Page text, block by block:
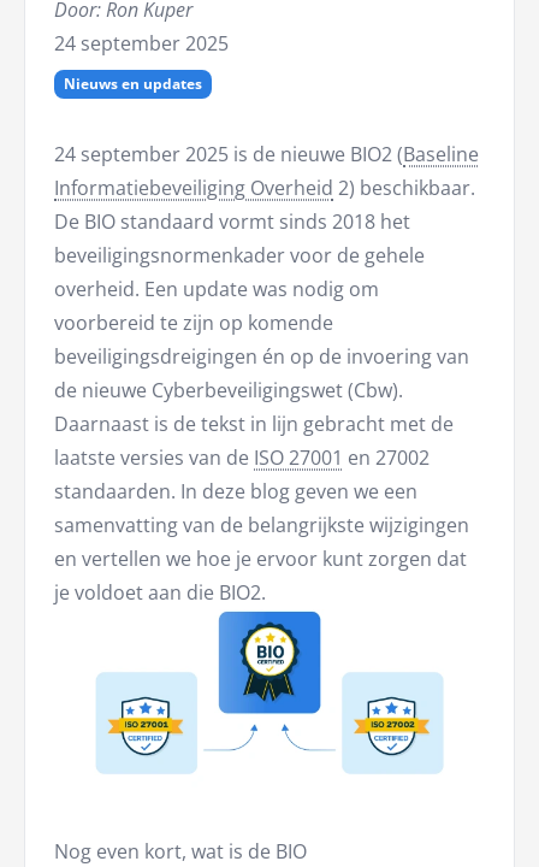
Door: Ron Kuper
24 september 2025
Nieuws en updates
24 september 2025 is de nieuwe BIO2 (Baseline
Informatiebeveiliging Overheid 2) beschikbaar.
De BIO standaard vormt sinds 2018 het
beveiligingsnormenkader voor de gehele
overheid. Een update was nodig om
voorbereid te zijn op komende
beveiligingsdreigingen én op de invoering van
de nieuwe Cyberbeveiligingswet (Cbw).
Daarnaast is de tekst in lijn gebracht met de
laatste versies van de ISO 27001 en 27002
standaarden. In deze blog geven we een
samenvatting van de belangrijkste wijzigingen
en vertellen we hoe je ervoor kunt zorgen dat
je voldoet aan die BIO2.
Nog even kort, wat is de BIO